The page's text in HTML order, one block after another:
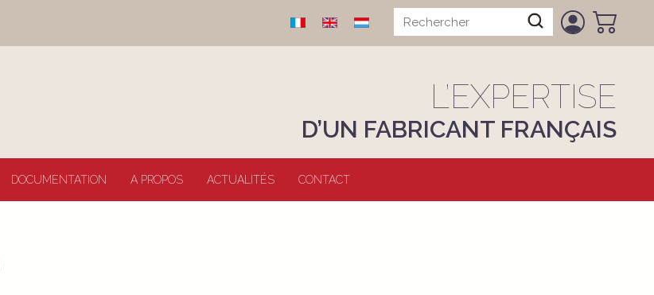
L’EXPERTISE
D’UN FABRICANT FRANÇAIS
DOCUMENTATION A PROPOS ACTUALITÉS CONTACT